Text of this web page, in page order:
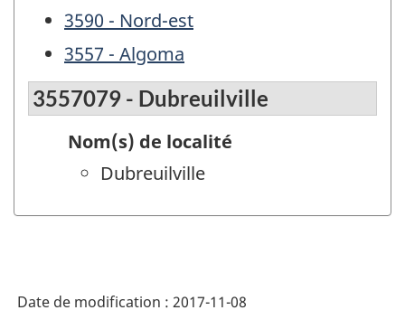
3590 - Nord-est
3557 - Algoma
3557079 - Dubreuilville
Nom(s) de localité
Dubreuilville
Date de modification : 2017-11-08